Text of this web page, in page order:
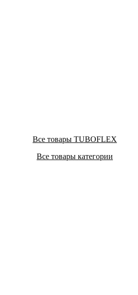
Все товары TUBOFLEX
Все товары категории